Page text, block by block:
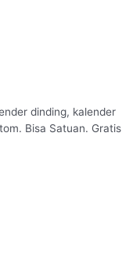
dinding, kalender
Bisa Satuan. Gratis